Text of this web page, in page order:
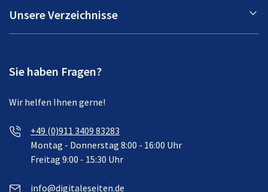
Unsere Verzeichnisse
Sie haben Fragen?
Wir helfen Ihnen gerne!
+49 (0)911 3409 83283
Montag - Donnerstag 8:00 - 16:00 Uhr
Freitag 9:00 - 15:30 Uhr
info@digitaleseiten.de